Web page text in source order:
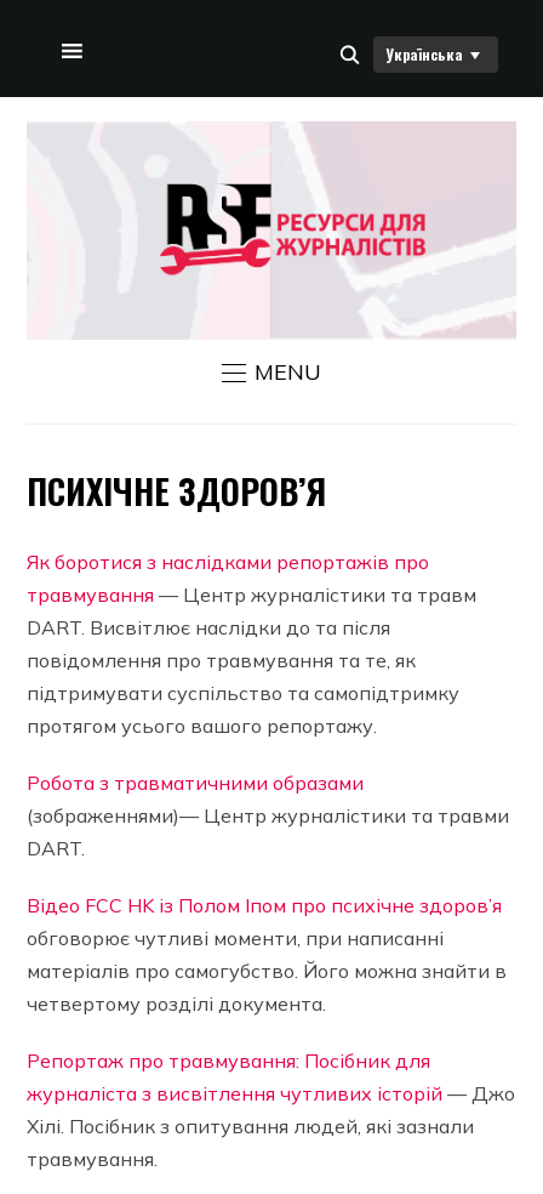
ДОМАШНЯ СТОРІНКА
ЗВ’ЯЗАТИСЯ З НАМИ
Українська
MENU
ПСИХІЧНЕ ЗДОРОВ’Я
Як боротися з наслідками репортажів про
травмування — Центр журналістики та травм
DART. Висвітлює наслідки до та після
повідомлення про травмування та те, як
підтримувати суспільство та самопідтримку
протягом усього вашого репортажу.
Робота з травматичними образами
(зображеннями)— Центр журналістики та травми
DART.
Відео FCC HK із Полом Іпом про психічне здоров’я
обговорює чутливі моменти, при написанні
матеріалів про самогубство. Його можна знайти в
четвертому розділі документа.
Репортаж про травмування: Посібник для
журналіста з висвітлення чутливих історій — Джо
Хілі. Посібник з опитування людей, які зазнали
травмування.